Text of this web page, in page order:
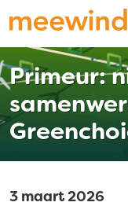
Primeur:
3 maart 2026